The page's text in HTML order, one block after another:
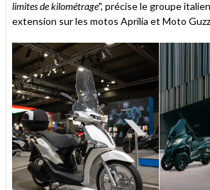
limites de kilométrage", précise le groupe
extension sur les motos Aprilia et Moto